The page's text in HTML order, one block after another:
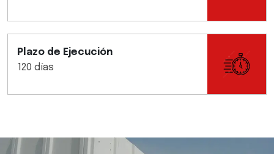
Plazo de Ejecución
120 días